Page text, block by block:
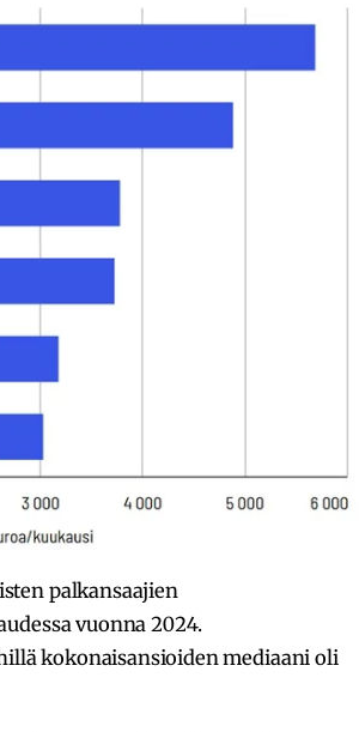
palkansaajien
vuonna 2024.
kokonaisansioiden mediaani oli